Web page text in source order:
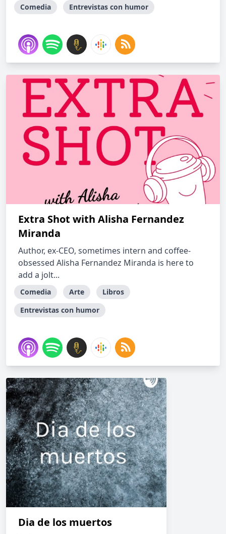
Comedia Entrevistas con humor
Extra Shot with Alisha Fernandez
Miranda
Author, ex-CEO, sometimes intern and coffee-
obsessed Alisha Fernandez Miranda is here to
add a jolt...
Comedia Arte
Libros
Entrevistas con humor
Dia de los muertos